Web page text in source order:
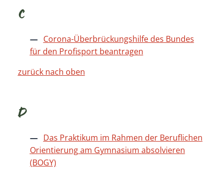
C
Corona-Überbrückungshilfe des Bundes
für den Profisport beantragen
zurück nach oben
D
Das Praktikum im Rahmen der Beruflichen
Orientierung am Gymnasium absolvieren
(BOGY)